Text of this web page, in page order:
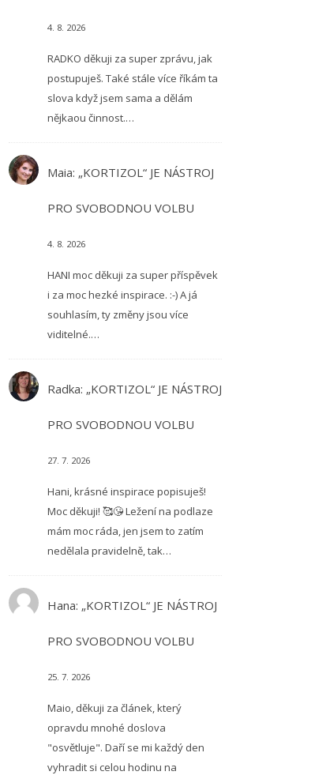
4. 8. 2026
RADKO děkuji za super zprávu, jak
postupuješ. Také stále více říkám ta
slova když jsem sama a dělám
nějkaou činnost.…
Maia: „KORTIZOL“ JE NÁSTROJ
PRO SVOBODNOU VOLBU
4. 8. 2026
HANI moc děkuji za super příspěvek
i za moc hezké inspirace. :-) A já
souhlasím, ty změny jsou více
viditelné.…
Radka: „KORTIZOL“ JE NÁSTROJ
PRO SVOBODNOU VOLBU
27. 7. 2026
Hani, krásné inspirace popisuješ!
Moc děkuji! 🥰😘 Ležení na podlaze
mám moc ráda, jen jsem to zatím
nedělala pravidelně, tak…
Hana: „KORTIZOL“ JE NÁSTROJ
PRO SVOBODNOU VOLBU
25. 7. 2026
Maio, děkuji za článek, který
opravdu mnohé doslova
"osvětluje". Daří se mi každý den
vyhradit si celou hodinu na